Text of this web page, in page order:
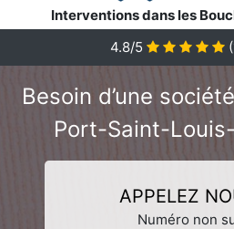
Interventions dans les
4.8/5
(
Besoin d’une
Port-Saint-
APPELEZ
Numéro non